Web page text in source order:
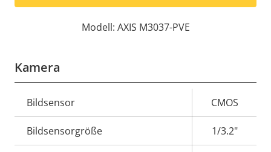
Modell: AXIS M3037-PVE
Kamera
Eigentumsbeschreibung Eigentumswert
Bildsensor CMOS
Bildsensorgröße 1/3.2"